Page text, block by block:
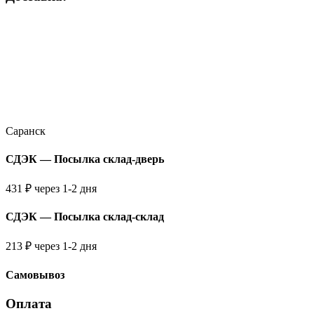
Саранск
СДЭК — Посылка склад-дверь
431 ₽ через 1-2 дня
СДЭК — Посылка склад-склад
213 ₽ через 1-2 дня
Самовывоз
Оплата